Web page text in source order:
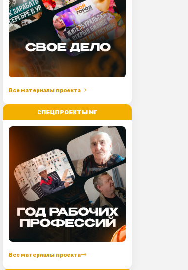
Все материалы проекта
СПЕЦПРОЕКТЫ МГ
Все материалы проекта